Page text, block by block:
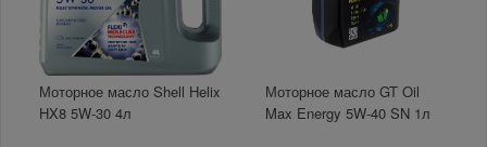
Моторное масло Shell Helix
HX8 5W-30 4л
Моторное масло GT Oil
Max Energy 5W-40 SN 1л